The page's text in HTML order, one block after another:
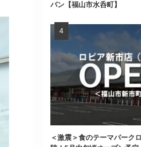
パン【福山市水呑町】
＜激震＞食のテーマパーク